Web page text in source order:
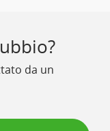
da un